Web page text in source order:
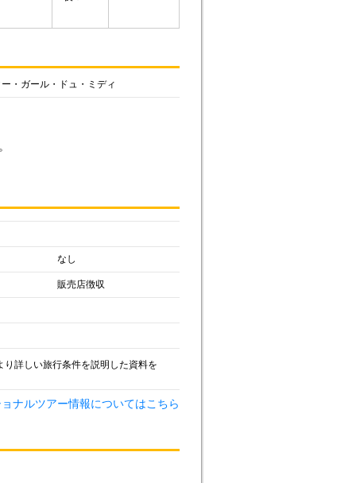
・ガール・ドュ・ミディ
なし
販売店徴収
詳しい旅行条件を説明した資料を
ナルツアー情報についてはこちら